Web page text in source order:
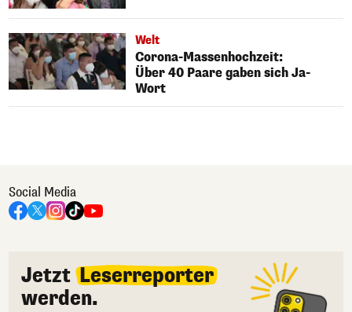
Welt
Corona-Massenhochzeit:
Über 40 Paare gaben sich Ja-
Wort
Social Media
Jetzt Leserreporter
werden.